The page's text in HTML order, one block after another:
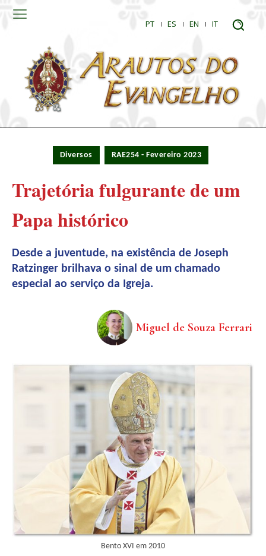
PT ES EN IT
Diversos RAE254 - Fevereiro 2023
Trajetória fulgurante de um
Papa histórico
Desde a juventude, na existência de Joseph
Ratzinger brilhava o sinal de um chamado
especial ao serviço da Igreja.
Miguel de Souza Ferrari
Bento XVI em 2010